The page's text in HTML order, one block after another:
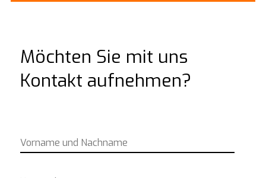
Möchten Sie mit uns
Kontakt aufnehmen?